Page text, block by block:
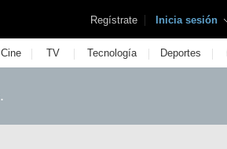
Regístrate | Inicia sesión
Cine | TV | Tecnología | Deportes |
.